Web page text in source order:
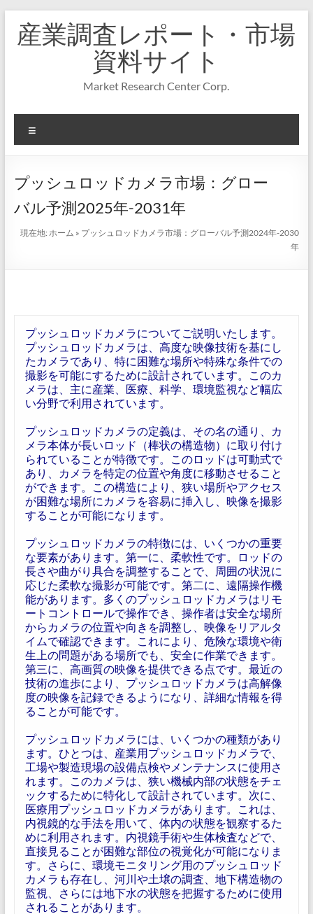
キ
プ
産業調査レポート・市場
資料サイト
Market Research Center Corp.
ニ
ー
プッシュロッドカメラ市場：グロー
バル予測2025年-2031年
現在地:ホーム » プッシュロッドカメラ市場：グローバル予測2024年-2030
年
プッシュロッドカメラについてご説明いたします。
プッシュロッドカメラは、高度な映像技術を基にし
たカメラであり、特に困難な場所や特殊な条件での
撮影を可能にするために設計されています。このカ
メラは、主に産業、医療、科学、環境監視など幅広
い分野で利用されています。
プッシュロッドカメラの定義は、その名の通り、カ
メラ本体が長いロッド（棒状の構造物）に取り付け
られていることが特徴です。このロッドは可動式で
あり、カメラを特定の位置や角度に移動させること
ができます。この構造により、狭い場所やアクセス
が困難な場所にカメラを容易に挿入し、映像を撮影
することが可能になります。
プッシュロッドカメラの特徴には、いくつかの重要
な要素があります。第一に、柔軟性です。ロッドの
長さや曲がり具合を調整することで、周囲の状況に
応じた柔軟な撮影が可能です。第二に、遠隔操作機
能があります。多くのプッシュロッドカメラはリモ
ートコントロールで操作でき、操作者は安全な場所
からカメラの位置や向きを調整し、映像をリアルタ
イムで確認できます。これにより、危険な環境や衛
生上の問題がある場所でも、安全に作業できます。
第三に、高画質の映像を提供できる点です。最近の
技術の進歩により、プッシュロッドカメラは高解像
度の映像を記録できるようになり、詳細な情報を得
ることが可能です。
プッシュロッドカメラには、いくつかの種類があり
ます。ひとつは、産業用プッシュロッドカメラで、
工場や製造現場の設備点検やメンテナンスに使用さ
れます。このカメラは、狭い機械内部の状態をチェ
ックするために特化して設計されています。次に、
医療用プッシュロッドカメラがあります。これは、
内視鏡的な手法を用いて、体内の状態を観察するた
めに利用されます。内視鏡手術や生体検査などで、
直接見ることが困難な部位の視覚化が可能になりま
す。さらに、環境モニタリング用のプッシュロッド
カメラも存在し、河川や土壌の調査、地下構造物の
監視、さらには地下水の状態を把握するために使用
されることがあります。